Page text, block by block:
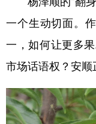
一个生动切面。
一，如何让更多
市场话语权？安顺